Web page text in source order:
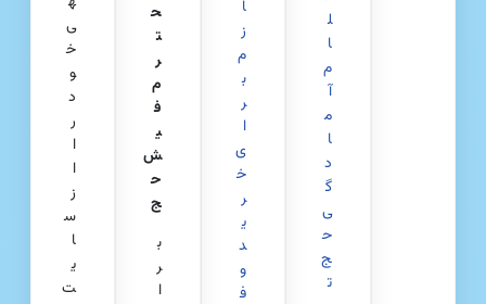
ل
ا
م
آ
م
ا
د
گ
ی
ح
ج
ت
ا
ز
م
ب
ر
ا
ی
خ
ر
ی
د
و
ف
ح
ت
ر
م
ف
ی
ش
ح
ج
ب
ر
ا
ی
خ
و
د
ر
ا
ا
ز
س
ا
ی
ت